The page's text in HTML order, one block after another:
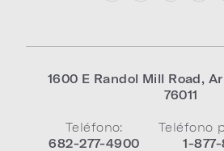
1600 E Randol Mill Road,
76011
Teléfono:
682-277-4900
Teléfono
1-